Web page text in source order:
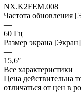
NX.K2FEM.008
Частота обновления
—
60 Гц
Размер экрана [Экран]
—
15,6″
Все характеристики
Цена действительна
отличаться от цен в